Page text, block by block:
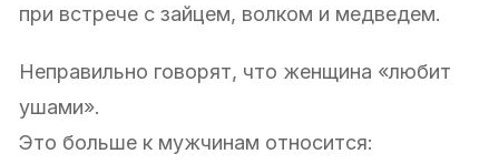
при встрече с зайцем, волком и медведем.
Неправильно говорят, что женщина «любит
ушами».
Это больше к мужчинам относится: